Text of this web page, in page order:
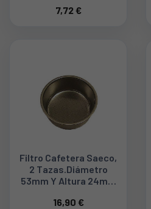
7,72 €
Filtro Cafetera Saeco,
2 Tazas.Diámetro
53mm Y Altura 24mm
16,90 €